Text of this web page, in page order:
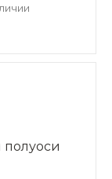
полуоси